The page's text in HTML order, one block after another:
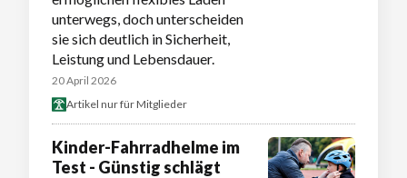
unterwegs, doch unterscheiden
sie sich deutlich in Sicherheit,
Leistung und Lebensdauer.
20 April 2026
Artikel nur für Mitglieder
Kinder-Fahrradhelme im
Test - Günstig schlägt